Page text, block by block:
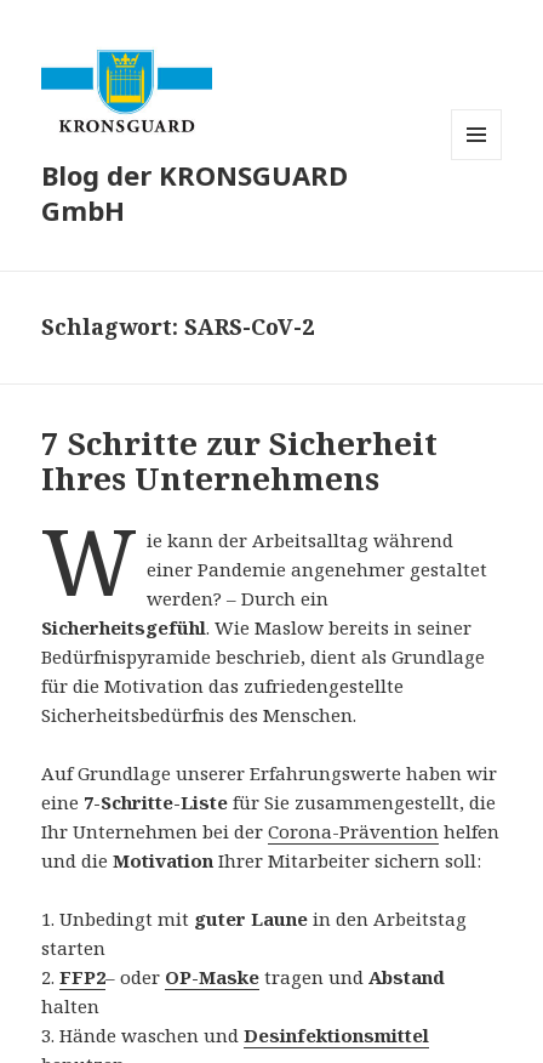
Blog der KRONSGUARD
GmbH
Schlagwort:SARS-CoV-2
7 Schritte zur Sicherheit
Ihres Unternehmens
W ie kann der Arbeitsalltag während
einer Pandemie angenehmer gestaltet
werden? – Durch ein
Sicherheitsgefühl. Wie Maslow bereits in seiner
Bedürfnispyramide beschrieb, dient als Grundlage
für die Motivation das zufriedengestellte
Sicherheitsbedürfnis des Menschen.
Auf Grundlage unserer Erfahrungswerte haben wir
eine 7-Schritte-Liste für Sie zusammengestellt, die
Ihr Unternehmen bei derCorona-Prävention helfen
und dieMotivationIhrer Mitarbeiter sichern soll:
1. Unbedingt mit guter Laune in den Arbeitstag
starten
2.FFP2– oder OP-Maske tragen undAbstand
halten
3. Hände waschen undDesinfektionsmittel